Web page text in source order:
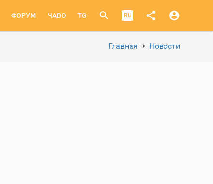
account_circle
share
RU
search
ФОРУМ ЧАВО TG
Главная Новости